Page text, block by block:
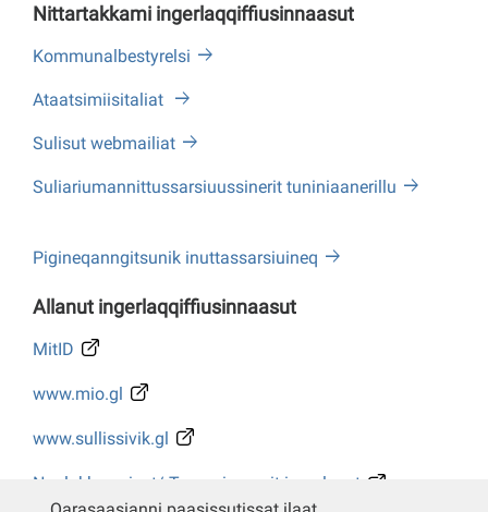
Nittartakkami ingerlaqqiffiusinnaasut
Kommunalbestyrelsi
Ataatsimiisitaliat
Sulisut webmailiat
Suliariumannittussarsiuussinerit tuniniaanerillu
Pigineqanngitsunik inuttassarsiuineq
Allanut ingerlaqqiffiusinnaasut
MitID
www.mio.gl
www.sullissivik.gl
Naalakkersuisut/ Tusarniaanerit ingerlasut